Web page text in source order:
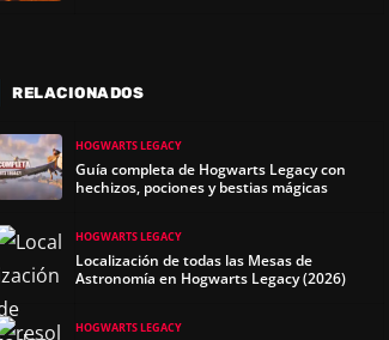
RELACIONADOS
HOGWARTS LEGACY
Guía completa de Hogwarts Legacy con
hechizos, pociones y bestias mágicas
HOGWARTS LEGACY
Localización de todas las Mesas de
Astronomía en Hogwarts Legacy (2026)
HOGWARTS LEGACY